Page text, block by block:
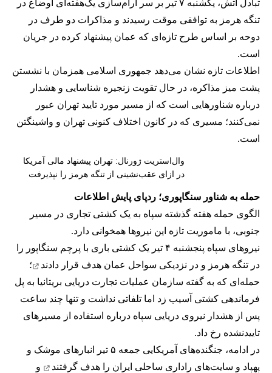
تبادل آتش، یکشنبه ۷ تیر بر سر آرام‌سازی یک‌هفته‌ای اوضاع در
تنگه هرمز به توافقی موقت رسیدند و مذاکرات دو طرف در
دوحه بر اساس طرح تازه‌ای که عمان پیشنهاد کرده در جریان
است.
اطلاعات تازه نشان می‌دهد جمهوری اسلامی همزمان با نشستن
پشت میز مذاکره، در حال تقویت زنجیره شناسایی و هشدار
درباره شناورهایی است که از مسیر مورد تایید تهران عبور
نمی‌کنند؛ مسیری که در کانون اختلاف کنونی تهران و واشینگتن
است.
وال‌استریت ژورنال: تهران پیشنهاد مالی آمریکا
در ازای عقب‌نشینی از تنگه هرمز را نپذیرفت
حمله به شناور سنگاپوری؛ ردپای پایش اطلاعات
الگوی حمله هفته گذشته سپاه به یک کشتی تجاری در مسیر
جنوبی، با ماموریت تازه این نیروها همخوانی دارد.
نیروهای سپاه پنجشنبه ۴ تیر یک کشتی باری با پرچم سنگاپور را
در تنگه هرمز و در نزدیکی سواحل عمان هدف قرار دادند
؛
حمله‌ای که به گفته سازمان عملیات تجارت دریایی بریتانیا به پل
فرماندهی کشتی آسیب زد اما تلفاتی نداشت و تنها چند ساعت
پس از هشدار نیروی دریایی سپاه درباره استفاده از مسیرهای
تاییدنشده رخ داد.
در ادامه، جنگنده‌های آمریکایی جمعه ۵ تیر انبارهای موشک و
پهپاد و سایت‌های راداری ساحلی ایران را هدف گرفتند
و